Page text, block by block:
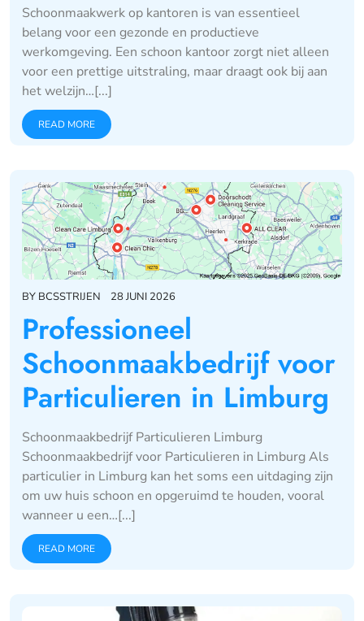
Schoonmaakwerk op kantoren is van essentieel
belang voor een gezonde en productieve
werkomgeving. Een schoon kantoor zorgt niet alleen
voor een prettige uitstraling, maar draagt ook bij aan
het welzijn…[...]
READ MORE
BY BCSSTRIJEN 28 JUNI 2026
Professioneel
Schoonmaakbedrijf voor
Particulieren in Limburg
Schoonmaakbedrijf Particulieren Limburg
Schoonmaakbedrijf voor Particulieren in Limburg Als
particulier in Limburg kan het soms een uitdaging zijn
om uw huis schoon en opgeruimd te houden, vooral
wanneer u een…[...]
READ MORE